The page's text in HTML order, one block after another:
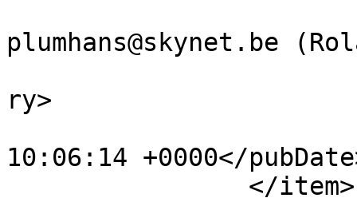
plumhans@skynet.be
ry>
10:06:14 +0000</